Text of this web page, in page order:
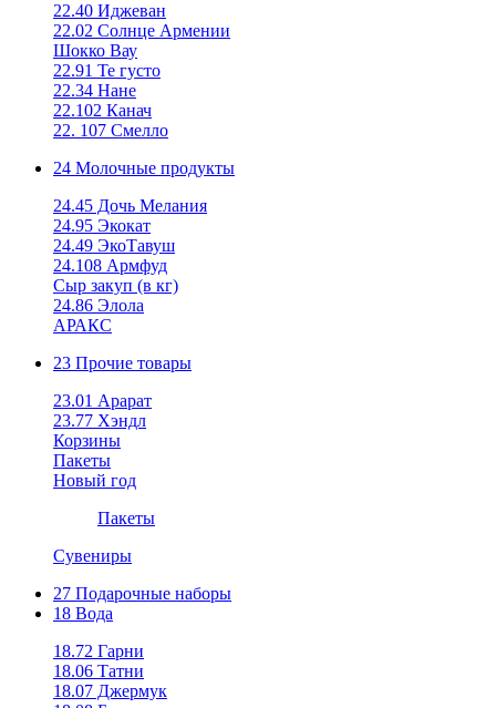
22.40 Иджеван
22.02 Солнце Армении
Шокко Вау
22.91 Те густо
22.34 Нане
22.102 Канач
22. 107 Смелло
24 Молочные продукты
24.45 Дочь Мелания
24.95 Экокат
24.49 ЭкоТавуш
24.108 Армфуд
Сыр закуп (в кг)
24.86 Элола
АРАКС
23 Прочие товары
23.01 Арарат
23.77 Хэндл
Корзины
Пакеты
Новый год
Пакеты
Сувениры
27 Подарочные наборы
18 Вода
18.72 Гарни
18.06 Татни
18.07 Джермук